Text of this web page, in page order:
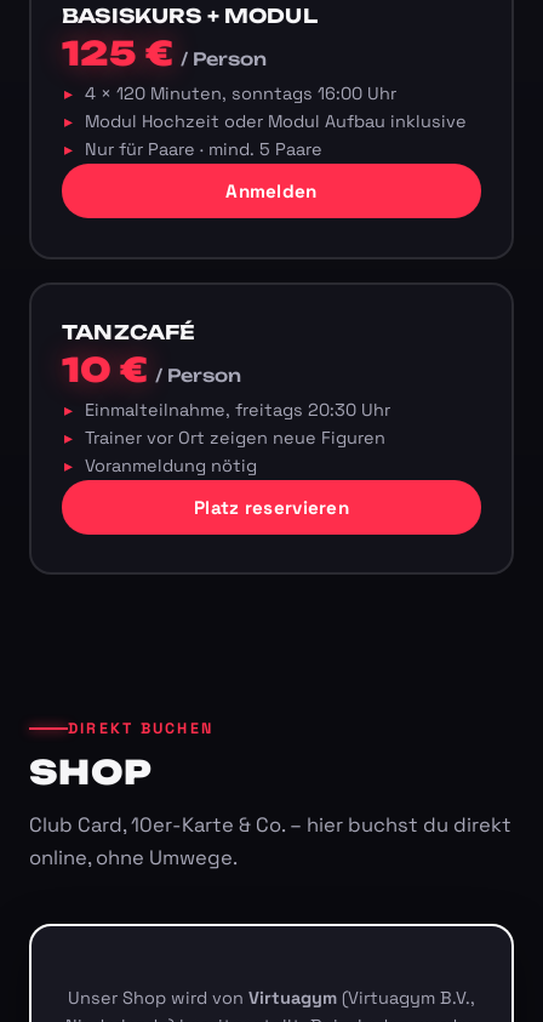
BASISKURS + MODUL
125 €/ Person
4 × 120 Minuten, sonntags 16:00 Uhr
Modul Hochzeit oder Modul Aufbau inklusive
Nur für Paare · mind. 5 Paare
Anmelden
TANZCAFÉ
10 €/ Person
Einmalteilnahme, freitags 20:30 Uhr
Trainer vor Ort zeigen neue Figuren
Voranmeldung nötig
Platz reservieren
DIREKT BUCHEN
SHOP
Club Card, 10er-Karte & Co. – hier buchst du direkt
online, ohne Umwege.
Unser Shop wird von Virtuagym (Virtuagym B.V.,